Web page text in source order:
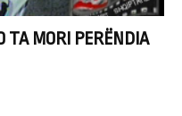
TA MORI PERËNDIA